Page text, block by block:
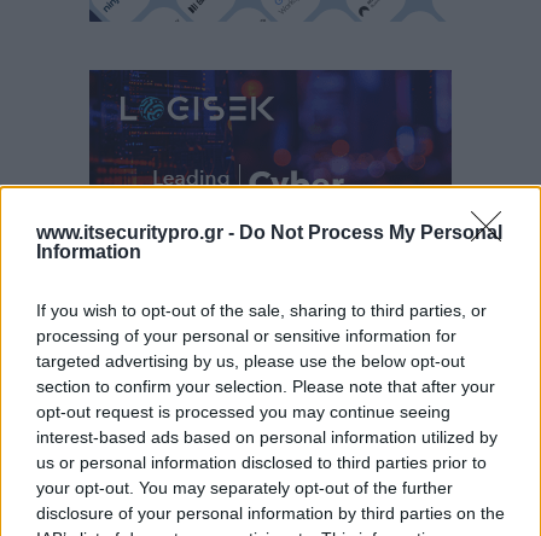
www.itsecuritypro.gr - Do Not Process My Personal
Information
If you wish to opt-out of the sale, sharing to third parties, or
processing of your personal or sensitive information for
targeted advertising by us, please use the below opt-out
section to confirm your selection. Please note that after your
opt-out request is processed you may continue seeing
interest-based ads based on personal information utilized by
us or personal information disclosed to third parties prior to
your opt-out. You may separately opt-out of the further
disclosure of your personal information by third parties on the